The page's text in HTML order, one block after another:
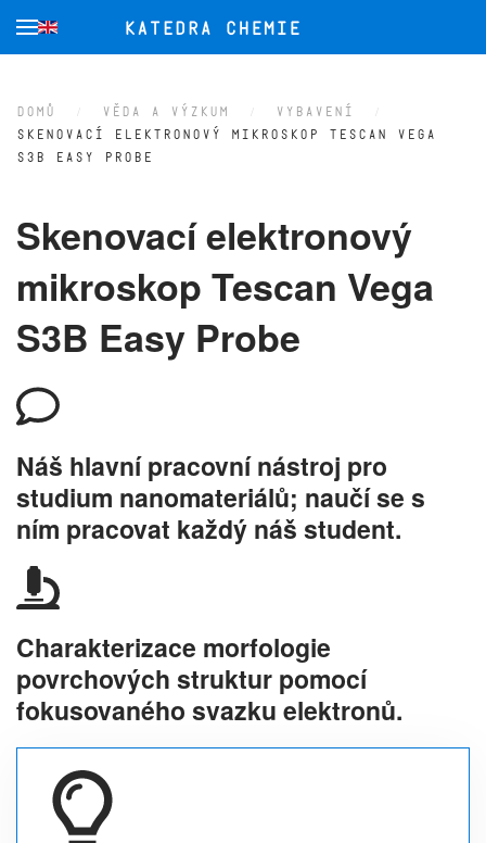
Přejít na hlavní obsah
DOMŮ VĚDA A VÝZKUM
VYBAVENÍ
SKENOVACÍ ELEKTRONOVÝ MIKROSKOP TESCAN VEGA
S3B EASY PROBE
Skenovací elektronový
mikroskop Tescan Vega
S3B Easy Probe
Náš hlavní pracovní nástroj pro
studium nanomateriálů; naučí se s
ním pracovat každý náš student.
Charakterizace morfologie
povrchových struktur pomocí
fokusovaného svazku elektronů.